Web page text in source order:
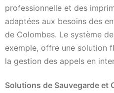
professionnelle et des
adaptées aux besoins des
de Colombes. Le système
exemple, offre une solution
la gestion des appels en
Solutions de Sauvegarde et